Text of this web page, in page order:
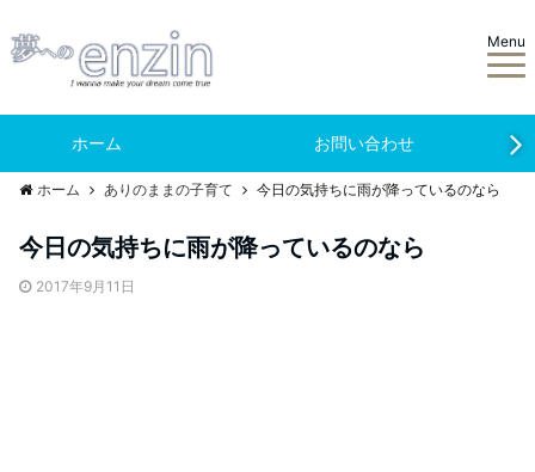
Menu
ホーム お問い合わせ
ホーム ありのままの子育て 今日の気持ちに雨が降っているのなら
今日の気持ちに雨が降っているのなら
2017年9月11日